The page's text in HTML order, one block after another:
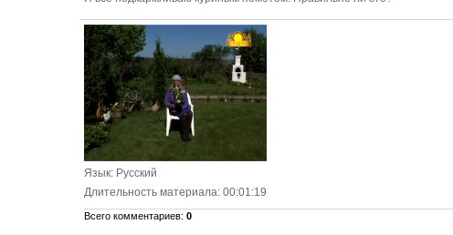
Язык: Русский
Длительность материала: 00:01:19
Всего комментариев: 0